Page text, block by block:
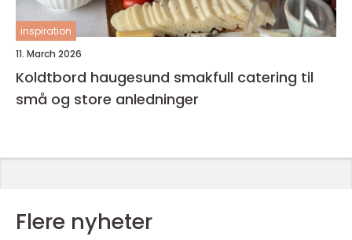
inspiration
11. March 2026
Koldtbord haugesund smakfull catering til
små og store anledninger
Flere nyheter